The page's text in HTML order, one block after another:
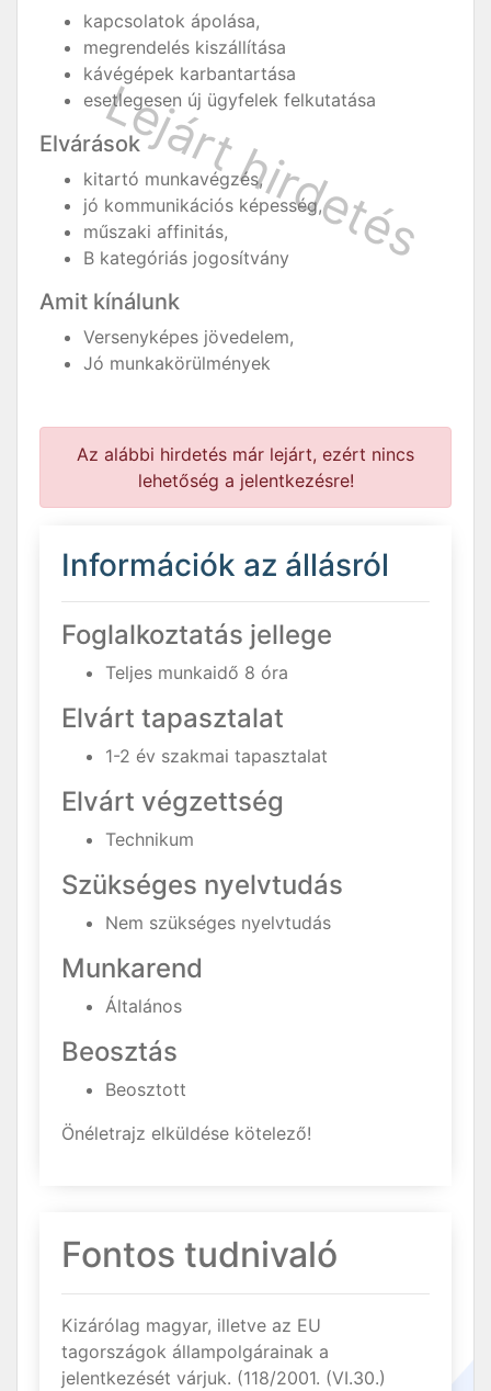
kapcsolatok ápolása,
megrendelés kiszállítása
kávégépek karbantartása
esetlegesen új ügyfelek felkutatása
Elvárások
kitartó munkavégzés,
jó kommunikációs képesség,
műszaki affinitás,
B kategóriás jogosítvány
Amit kínálunk
Versenyképes jövedelem,
Jó munkakörülmények
Az alábbi hirdetés már lejárt, ezért nincs
lehetőség a jelentkezésre!
Információk az állásról
Foglalkoztatás jellege
Teljes munkaidő 8 óra
Elvárt tapasztalat
1-2 év szakmai tapasztalat
Elvárt végzettség
Technikum
Szükséges nyelvtudás
Nem szükséges nyelvtudás
Munkarend
Általános
Beosztás
Beosztott
Önéletrajz elküldése kötelező!
Fontos tudnivaló
Kizárólag magyar, illetve az EU
tagországok állampolgárainak a
jelentkezését várjuk. (118/2001. (VI.30.)